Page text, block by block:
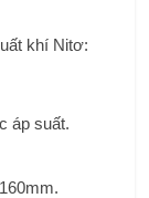
khí Nitơ:
áp suất.